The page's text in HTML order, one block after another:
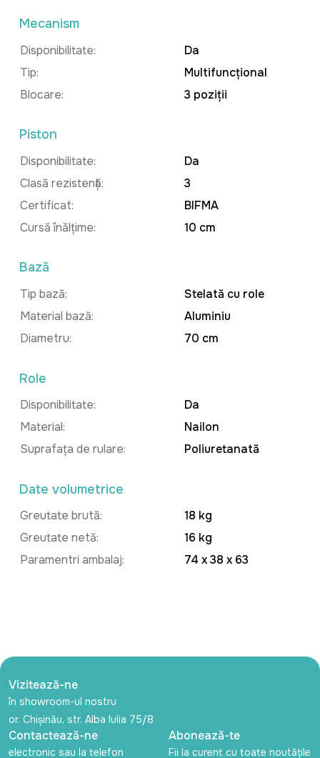
Mecanism
Disponibilitate:
Da
Tip:
Multifuncțional
Blocare:
3 poziții
Piston
Disponibilitate:
Da
Clasă rezistență:
3
Certificat:
BIFMA
Cursă înălțime:
10 cm
Bază
Tip bază:
Stelată cu role
Material bază:
Aluminiu
Diametru:
70 cm
Role
Disponibilitate:
Da
Material:
Nailon
Suprafața de rulare:
Poliuretanată
Date volumetrice
Greutate brută:
18 kg
Greutate netă:
16 kg
Paramentri ambalaj:
74 x 38 x 63
Vizitează-ne
în showroom-ul nostru
or. Chișinău, str. Alba Iulia 75/8
Contactează-ne
electronic sau la telefon
Abonează-te
Fii la curent cu toate noutățile